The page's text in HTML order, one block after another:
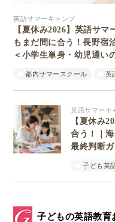
英語サマーキャンプ
【夏休み2026】英語サ
もまだ間に合う！長野宿
＜小学生単身・幼児通い
都内サマースクール 英
英語サマーキ
【夏休み
合う！｜
最終判断
子ども英
子どもの英語教育